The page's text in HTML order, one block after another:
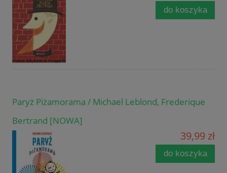
do koszyka
Paryż Piżamorama / Michael Leblond, Frederique
Bertrand [NOWA]
39,99 zł
do koszyka